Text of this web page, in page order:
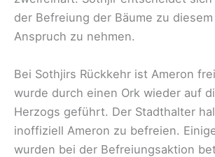
der Befreiung der Bäume zu
Anspruch zu nehmen.
Bei Sothjirs Rückkehr ist Ameron
wurde durch einen Ork wieder auf
Herzogs geführt. Der Stadthalter
inoffiziell Ameron zu befreien.
wurden bei der Befreiungsaktion